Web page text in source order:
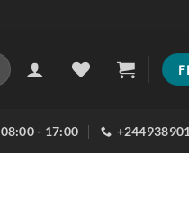
08:00 - 17:00